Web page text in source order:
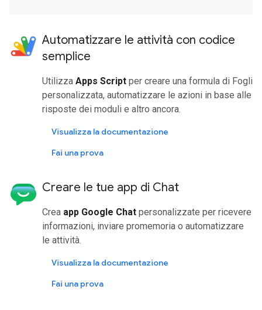
Automatizzare le attività con codice
semplice
Utilizza Apps Script per creare una formula di Fogli
personalizzata, automatizzare le azioni in base alle
risposte dei moduli e altro ancora.
Visualizza la documentazione
Fai una prova
Creare le tue app di Chat
Crea app Google Chat personalizzate per ricevere
informazioni, inviare promemoria o automatizzare
le attività.
Visualizza la documentazione
Fai una prova